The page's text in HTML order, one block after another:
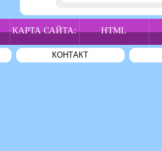
КАРТА САЙТА: HTML
КОНТАКТ